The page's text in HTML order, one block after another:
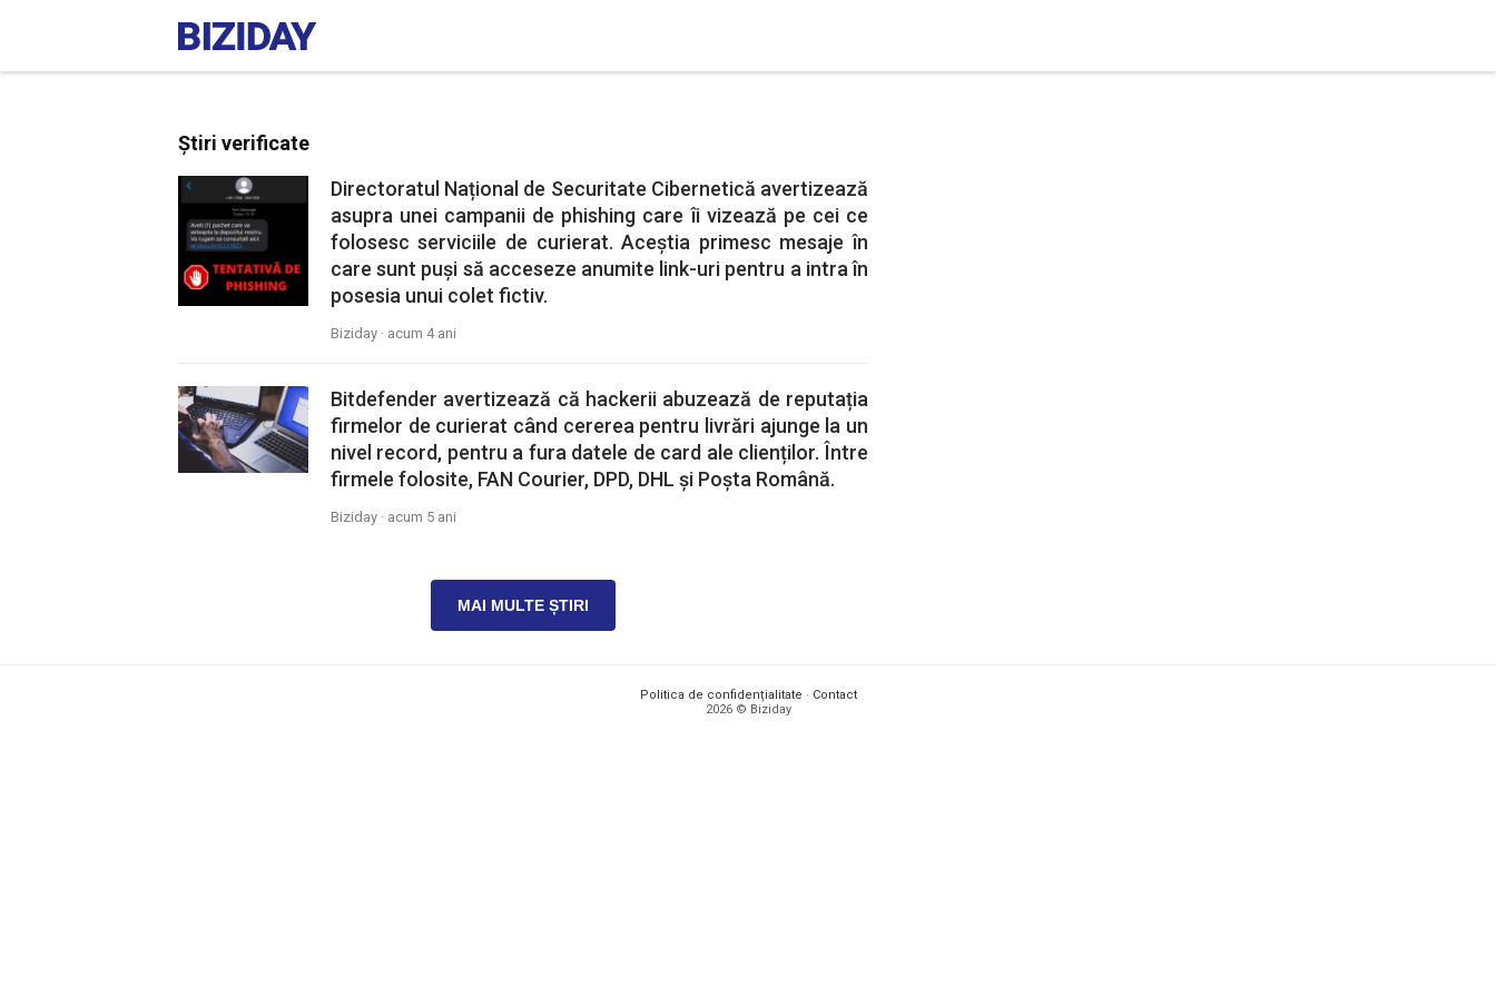
Știri verificate
Directoratul Național de Securitate Cibernetică avertizează
asupra unei campanii de phishing care îi vizează pe cei ce
folosesc serviciile de curierat. Aceștia primesc mesaje în
care sunt puși să acceseze anumite link-uri pentru a intra în
posesia unui colet fictiv.
Biziday · acum 4 ani
Bitdefender avertizează că hackerii abuzează de reputația
firmelor de curierat când cererea pentru livrări ajunge la un
nivel record, pentru a fura datele de card ale clienților. Între
firmele folosite, FAN Courier, DPD, DHL și Poșta Română.
Biziday · acum 5 ani
MAI MULTE ȘTIRI
Politica de confidențialitate · Contact
2026 © Biziday